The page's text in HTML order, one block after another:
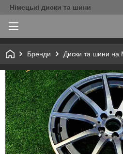
Німецькі диски та шини
Бренди Диски та шини на